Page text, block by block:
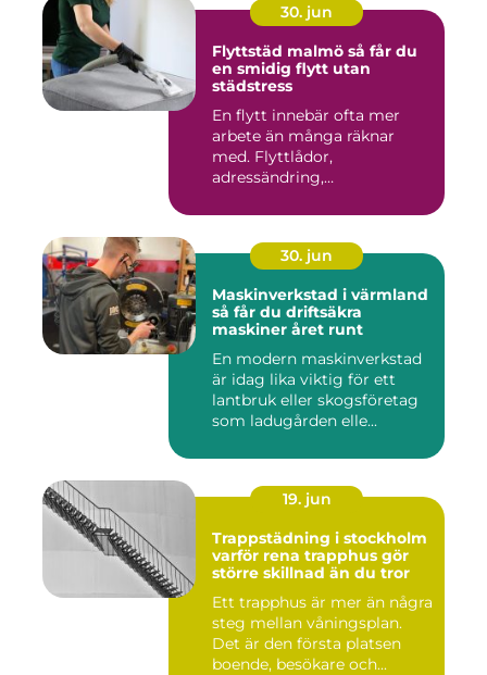
30. jun
Flyttstäd malmö så får du
en smidig flytt utan
städstress
En flytt innebär ofta mer
arbete än många räknar
med. Flyttlådor,
adressändring,
30. jun
Maskinverkstad i värmland
så får du driftsäkra
maskiner året runt
En modern maskinverkstad
är idag lika viktig för ett
lantbruk eller skogsföretag
som ladugården elle...
19. jun
Trappstädning i stockholm
varför rena trapphus gör
större skillnad än du tror
Ett trapphus är mer än några
steg mellan våningsplan.
Det är den första platsen
boende, besökare och...